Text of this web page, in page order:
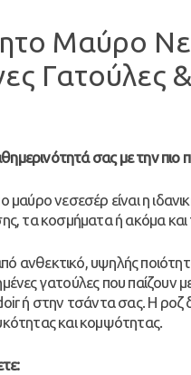
Μαύρο
Γατούλες
σας με την πιο
μαύρο νεσεσέρ είναι η
τα κοσμήματα ή ακόμα
ανθεκτικό, υψηλής
γατούλες που
ή στην τσάντα σας. Η
και κομψότητας.